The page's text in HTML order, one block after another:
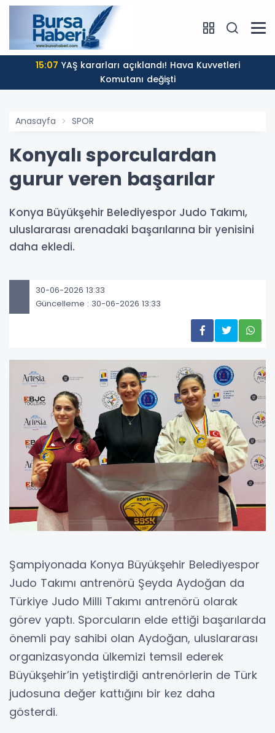
15:07
Komutanı değişti
Anasayfa SPOR
Konyalı sporculardan
gurur veren başarılar
Konya Büyükşehir Belediyespor Judo Takımı,
uluslararası arenadaki başarılarına bir yenisini
daha ekledi.
30-06-2026 13:33
Güncelleme : 30-06-2026 13:33
Şampiyonada Konya Büyükşehir Belediyespor
Judo Takımı antrenörü Şeyda Aydoğan da
Türkiye Judo Milli Takımı antrenörü olarak
görev yaptı. Sporcuların elde ettiği başarılarda
önemli pay sahibi olan Aydoğan, uluslararası
organizasyonda ülkemizi temsil ederek
Büyükşehir’in yetiştirdiği antrenörlerin de Türk
judosuna değer kattığını bir kez daha
gösterdi.